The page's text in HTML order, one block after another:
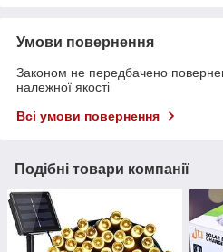
Умови повернення
Законом не передбачено
належної якості
Всі умови повернення
Подібні товари компанії